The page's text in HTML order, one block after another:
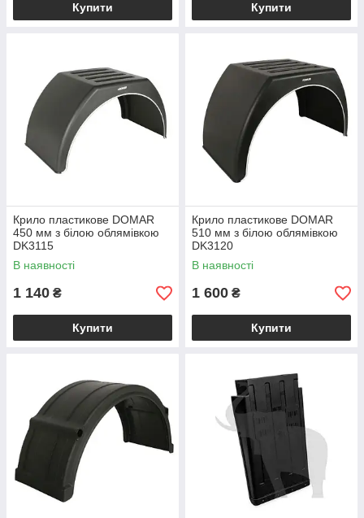
Купити Купити
Крило пластикове DOMAR
450 мм з білою облямівкою
DK3115
В наявності
1 140 ₴
Купити
Крило пластикове DOMAR
510 мм з білою облямівкою
DK3120
В наявності
1 600 ₴
Купити